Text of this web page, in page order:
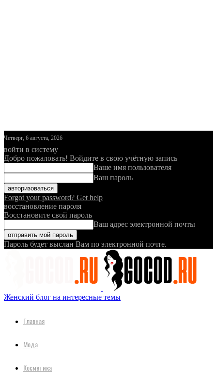
Четверг, 6 августа, 2026
войти в систему
Добро пожаловать! Войдите в свою учётную запись
Ваше имя пользователя
Ваш пароль
Forgot your password? Get help
восстановление пароля
Восстановите свой пароль
Ваш адрес электронной почты
Пароль будет выслан Вам по электронной почте.
Женский блог на интересные темы
Главная
Мода
Косметика